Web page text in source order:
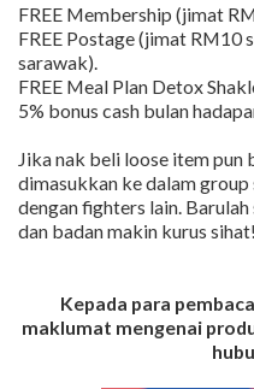
FREE Membership (jimat
FREE Postage (jimat RM10
sarawak).
FREE Meal Plan Detox
5% bonus cash bulan
Jika nak beli loose item pun
dimasukkan ke dalam
dengan fighters lain.
dan badan makin kurus sihat!
Kepada para
maklumat mengenai